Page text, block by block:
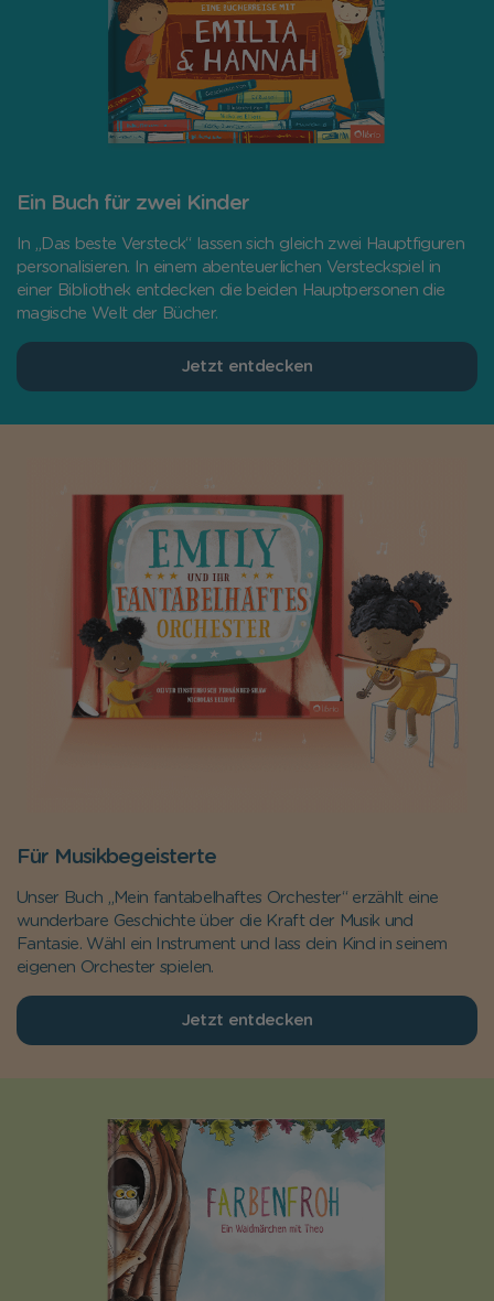
Ein Buch für zwei Kinder
In „Das beste Versteck“ lassen sich gleich zwei Hauptfiguren
personalisieren. In einem abenteuerlichen Versteckspiel in
einer Bibliothek entdecken die beiden Hauptpersonen die
magische Welt der Bücher.
Jetzt entdecken
Für Musikbegeisterte
Unser Buch „Mein fantabelhaftes Orchester“ erzählt eine
wunderbare Geschichte über die Kraft der Musik und
Fantasie. Wähl ein Instrument und lass dein Kind in seinem
eigenen Orchester spielen.
Jetzt entdecken